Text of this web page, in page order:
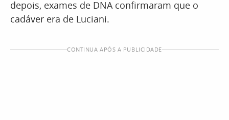
depois, exames de DNA confirmaram que o
cadáver era de Luciani.
CONTINUA APÓS A PUBLICIDADE